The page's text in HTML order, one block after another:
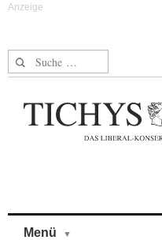
Suche nach:
Menü